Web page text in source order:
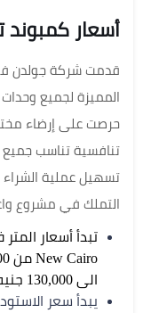
أسعار كمبوند
قدمت شركة جولدن
المميزة لجميع
حرصت على إرضاء
تنافسية تناسب جميع
تسهيل عملية
التملك في مشروع
الى 130,000 جنيه مصري.
يبدأ سعر